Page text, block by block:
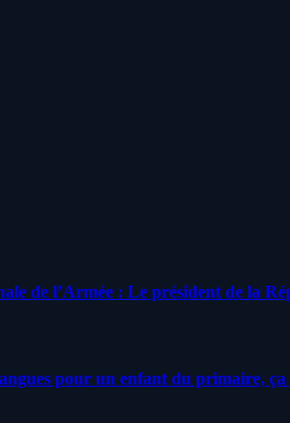
de l’Armée : Le président de la
pour un enfant du primaire, ça